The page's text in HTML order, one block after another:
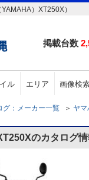
）XT250X）
掲載台数
ル エリア 画像検
グ：メーカー一覧 ＞ ヤマ
のカタログ情